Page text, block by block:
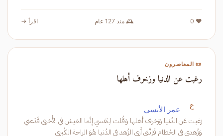
❤️ 0 🕰️ منذ 127 عام اقرأ →
📜 المعاصرون
رغبت عن الدنيا وزخرف أهلها
ع عمر الأنسي
رَغبت عَن الدُنيا وَزخرف أَهلها وَقُلت لِنَفسي إِنَّما العَيش في الأُخرى فَدَعني
وَزُهدي في الحُطام فَإِنَّني أَرى الزُهد في الدُنيا هُوَ الراحة الكُبرى